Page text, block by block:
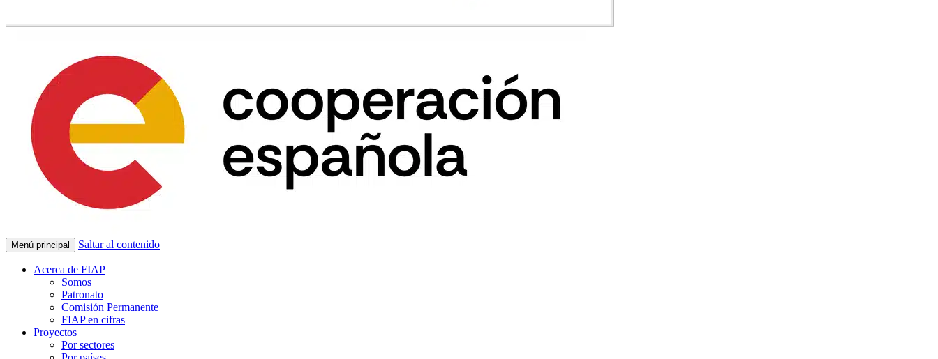
Menú principal Saltar al contenido
Acerca de FIAP
Somos
Patronato
Comisión Permanente
FIAP en cifras
Proyectos
Por sectores